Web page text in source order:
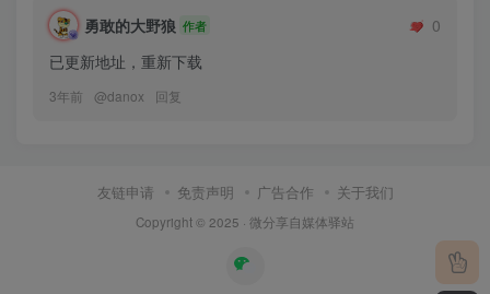
勇敢的大野狼 作者
0
已更新地址，重新下载
3年前 @danox 回复
友链申请 免责声明 广告合作 关于我们
Copyright © 2025 · 微分享自媒体驿站